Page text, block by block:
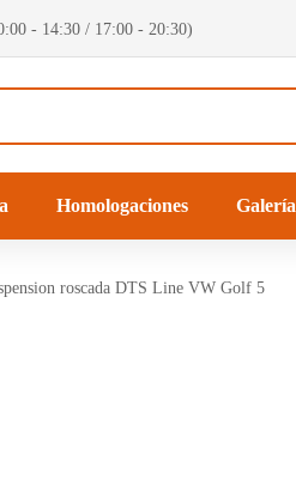
- 14:30 / 17:00 - 20:30)
Homologaciones Galería
roscada DTS Line VW Golf 5